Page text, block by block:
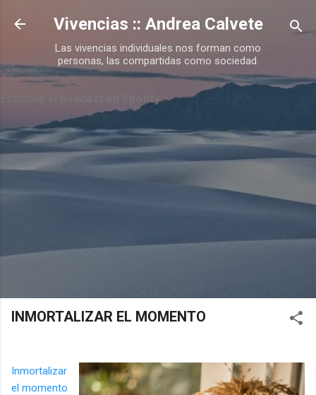
Ir al contenido principal
Vivencias :: Andrea Calvete
Las vivencias individuales nos forman como
personas, las compartidas como sociedad.
Escuchá el podcast en Spotify
INMORTALIZAR EL MOMENTO
Inmortalizar
el momento